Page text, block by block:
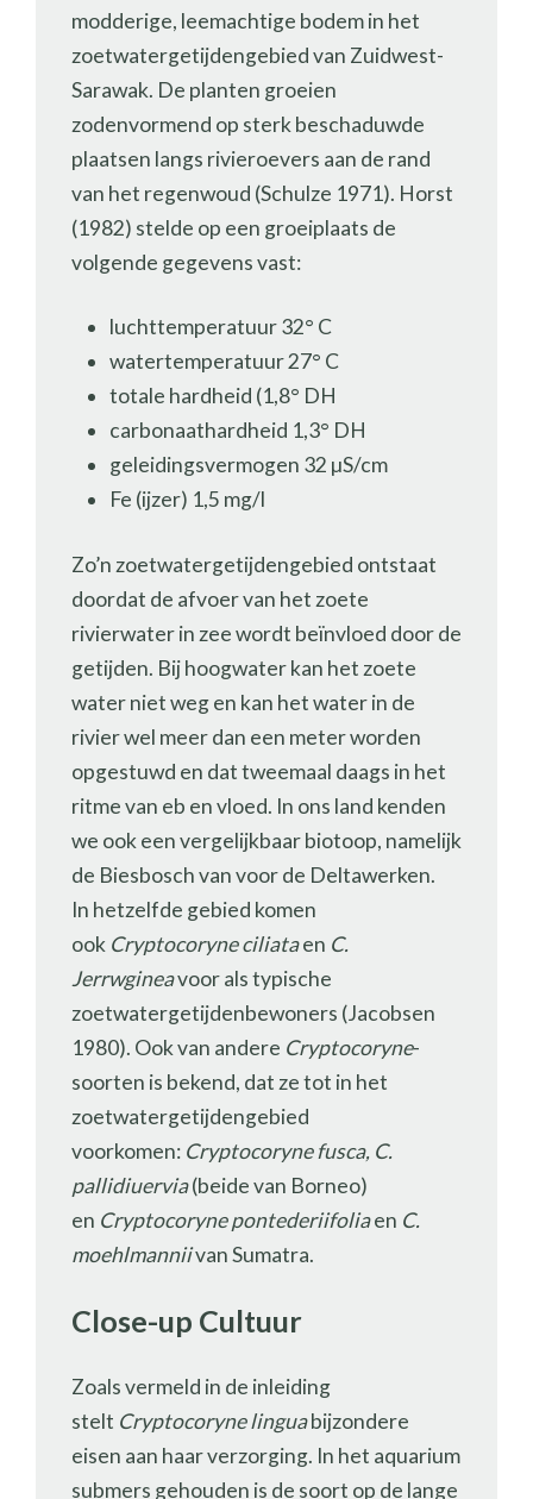
modderige, leemachtige bodem in het
zoetwatergetijdengebied van Zuidwest-
Sarawak. De planten groeien
zodenvormend op sterk beschaduwde
plaatsen langs rivieroevers aan de rand
van het regenwoud (Schulze 1971). Horst
(1982) stelde op een groeiplaats de
volgende gegevens vast:
luchttemperatuur 32° C
watertemperatuur 27° C
totale hardheid (1,8° DH
carbonaathardheid 1,3° DH
geleidingsvermogen 32 µS/cm
Fe (ijzer) 1,5 mg/l
Zo’n zoetwatergetijdengebied ontstaat
doordat de afvoer van het zoete
rivierwater in zee wordt beïnvloed door de
getijden. Bij hoogwater kan het zoete
water niet weg en kan het water in de
rivier wel meer dan een meter worden
opgestuwd en dat tweemaal daags in het
ritme van eb en vloed. In ons land kenden
we ook een vergelijkbaar biotoop, namelijk
de Biesbosch van voor de Deltawerken.
In hetzelfde gebied komen
ook Cryptocoryne ciliataen C.
Jerrwgineavoor als typische
zoetwatergetijdenbewoners (Jacobsen
1980). Ook van andere Cryptocoryne-
soorten is bekend, dat ze tot in het
zoetwatergetijdengebied
voorkomen: Cryptocoryne fusca, C.
pallidiuervia(beide van Borneo)
en Cryptocoryne pontederiifoliaen C.
moehlmanniivan Sumatra.
Close-up Cultuur
Zoals vermeld in de inleiding
stelt Cryptocoryne linguabijzondere
eisen aan haar verzorging. In het aquarium
submers gehouden is de soort op de lange